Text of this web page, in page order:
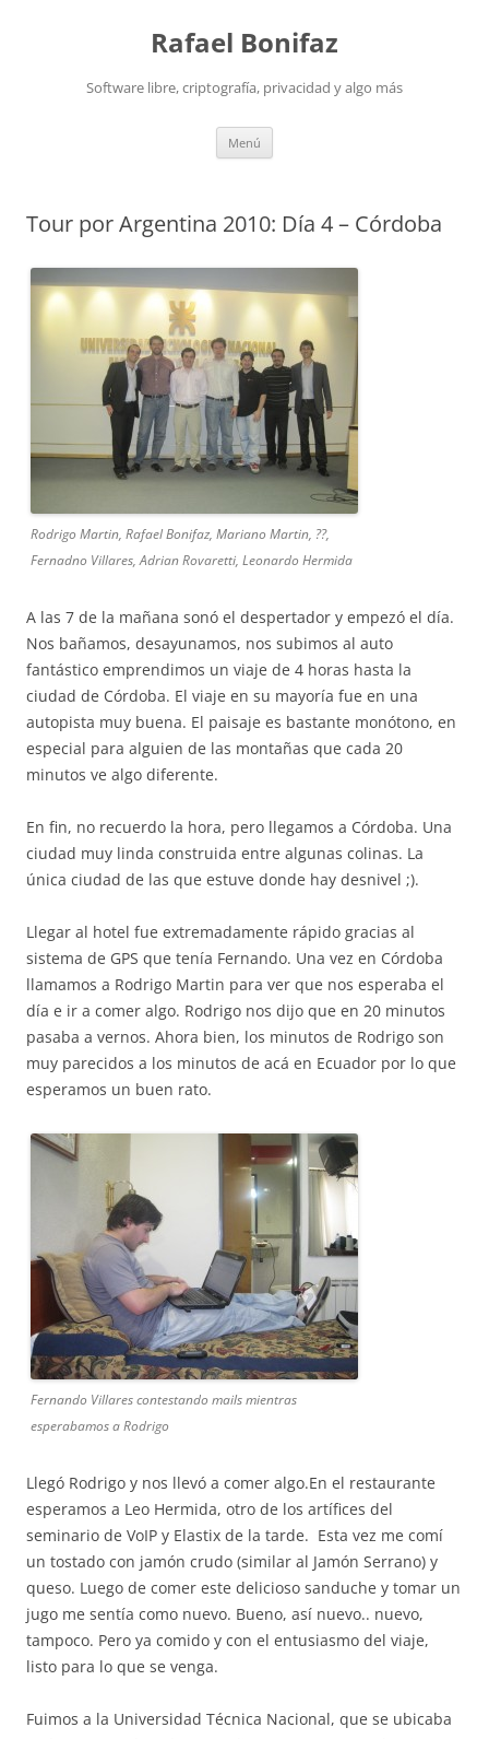
Rafael Bonifaz
Software libre, criptografía, privacidad y algo más
Menú
Tour por Argentina 2010: Día 4 – Córdoba
Rodrigo Martin, Rafael Bonifaz, Mariano Martin, ??,
Fernadno Villares, Adrian Rovaretti, Leonardo Hermida
A las 7 de la mañana sonó el despertador y empezó el día.
Nos bañamos, desayunamos, nos subimos al auto
fantástico emprendimos un viaje de 4 horas hasta la
ciudad de Córdoba. El viaje en su mayoría fue en una
autopista muy buena. El paisaje es bastante monótono, en
especial para alguien de las montañas que cada 20
minutos ve algo diferente.
En fin, no recuerdo la hora, pero llegamos a Córdoba. Una
ciudad muy linda construida entre algunas colinas. La
única ciudad de las que estuve donde hay desnivel ;).
Llegar al hotel fue extremadamente rápido gracias al
sistema de GPS que tenía Fernando. Una vez en Córdoba
llamamos a Rodrigo Martin para ver que nos esperaba el
día e ir a comer algo. Rodrigo nos dijo que en 20 minutos
pasaba a vernos. Ahora bien, los minutos de Rodrigo son
muy parecidos a los minutos de acá en Ecuador por lo que
esperamos un buen rato.
Fernando Villares contestando mails mientras
esperabamos a Rodrigo
Llegó Rodrigo y nos llevó a comer algo.En el restaurante
esperamos a Leo Hermida, otro de los artífices del
seminario de VoIP y Elastix de la tarde. Esta vez me comí
un tostado con jamón crudo (similar al Jamón Serrano) y
queso. Luego de comer este delicioso sanduche y tomar un
jugo me sentía como nuevo. Bueno, así nuevo.. nuevo,
tampoco. Pero ya comido y con el entusiasmo del viaje,
listo para lo que se venga.
Fuimos a la Universidad Técnica Nacional, que se ubicaba